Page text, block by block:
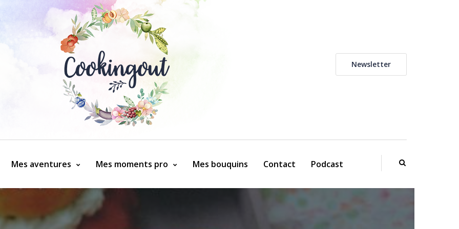
Newsletter
Mes aventures Mes moments pro Mes bouquins Contact Podcast